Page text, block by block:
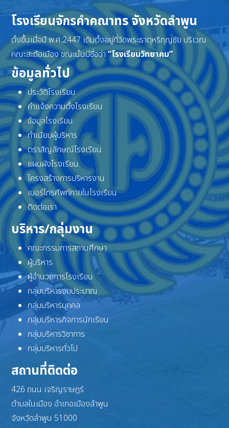
โรงเรียนจักรคำคณาทร จังหวัดลำพูน
ตั้งขึ้นเมื่อปี พ.ศ.2447 เดิมตั้งอยู่ที่วัดพระธาตุหริภุญชัย บริเวณ
คณะสะดือเมือง ขณะนั้นมีชื่อว่า“โรงเรียนวิทยาคม”
ข้อมูลทั่วไป
ประวัติโรงเรียน
คำแจ้งความตั้งโรงเรียน
ข้อมูลโรงเรียน
ทำเนียบผู้บริหาร
ตราสัญลักษณ์โรงเรียน
แผนผังโรงเรียน
โครงสร้างการบริหารงาน
เบอร์โทรศัพท์ภายในโรงเรียน
ติดต่อเรา
บริหาร/กลุ่มงาน
คณะกรรมการสถานศึกษา
ผู้บริหาร
ผู้อำนวยการโรงเรียน
กลุ่มบริหารงบประมาณ
กลุ่มบริหารบุคคล
กลุ่มบริหารกิจการนักเรียน
กลุ่มบริหารวิชาการ
กลุ่มบริหารทั่วไป
สถานที่ติดต่อ
426 ถนน เจริญราษฎร์
ตำบลในเมือง อำเภอเมืองลำพูน
จังหวัดลำพูน 51000